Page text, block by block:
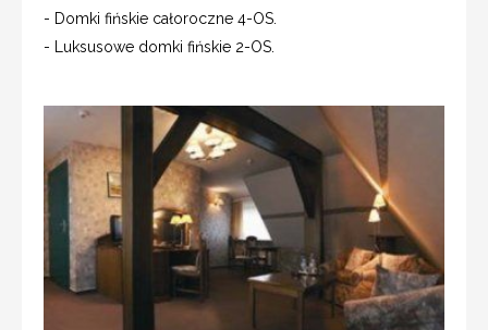
- Domki fińskie całoroczne 4-OS.
- Luksusowe domki fińskie 2-OS.